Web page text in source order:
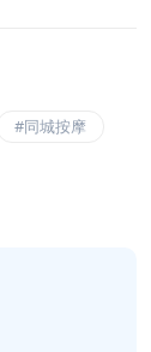
#同城按摩